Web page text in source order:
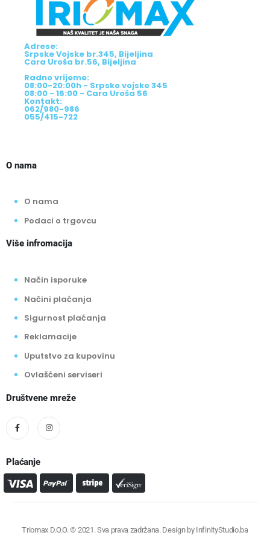
Adrese:
Srpske Vojske br.345, Bijeljina
Cara Uroša br.56, Bijeljina
Radno vrijeme:
08:00-20:00h - Srpske vojske 345
08:00 - 16:00 - Cara Uroša 56
Kontakt:
062/980-986
055/415-722
O nama
O nama
Podaci o trgovcu
Više infromacija
Način isporuke
Načini plaćanja
Sigurnost plaćanja
Reklamacije
Uputstvo za kupovinu
Ovlašćeni serviseri
Društvene mreže
Plaćanje
Triomax D.O.O. © 2021. Sva prava zadržana. Design by InfinityStudio.ba